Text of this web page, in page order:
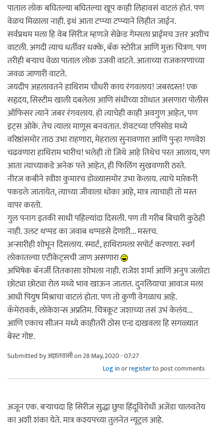
पाताल लोक बघितल्या बघितल्या खूप काही लिहावसं वाटलं होतं. पण
वेळच मिळाला नाही. इथं आता टप्प्या टप्प्याने लिहीत जाईन.
सर्वप्रथम मला हि वेब सिरीज म्हणजे सेक्रेड गेम्सला प्राईमच उत्तर अशीच
वाटली. अगदी त्याच धर्तीवर धक्के, बॅक स्टोरीज आणि मुक्त चित्रण. पण
तरीही बऱ्याच वेळा पाताल लोक उजवी वाटते. आताच्या राजकारणाच्या
जवळ जाणारी वाटते.
जयदीप अहलावतने हाथिराम चौधरी काय रंगवलाय! जबरदस्त! एक
सहृदय, सिस्टीम खाली दबलेला आणि संधीच्या शोधात असणारा पोलीस
ऑफिसर त्याने जबर रंगवलाय. हो त्याचेही काही अवगुण आहेत, पण
इट्स ओके. तेच त्याला माणूस बनवतात. शेवटच्या एपिसोड मध्ये
वरिष्ठांसमोर ताठ उभा राहणारा, मेहराला सुनावणारा आणि पुन्हा गणवेश
चढवणारा हाथिराम भारीच! भलेही तो जिथे आहे तिथेच परत आलाय, पण
आता त्याच्याकडे अनेक पत्ते आहेत, ही फिलिंग सुखवणारी ठरते.
नीरज कबीने रवीश कुमारच डोळ्यासमोर उभा केलाय. त्याचे मारेकरी
पकडले जातायेत, त्याच्या जीवाला धोका आहे, मात्र त्याचाही तो मस्त
वापर करतो.
गुल पनाग इतकी साधी पहिल्यांदा दिसली. पण ती गरीब बिचारी कुठेही
नाही. उलट थप्पड का जवाब थप्पडसे देणारी... मस्तच.
अन्सारीही शोभून दिसलाय. स्मार्ट, हाथिरामला सपोर्ट करणारा. स्वर्ग
लोकातल्या एटीकेट्सची जाण असणारा
अभिषेक बॅनर्जी तितकासा शोभला नाही. राजेश शर्मा आणि अनुप जलोटा
छोट्या छोट्या रोल मध्ये भाव खाऊन जातात. दुनलियाचा आवाज मला
आधी पियुष मिश्राचा वाटलं होता. पण तो कुणी वेगळाच आहे.
कॅमेरावर्क, लोकेशन्स अप्रतिम. चित्रकूट जशाच्या तसं उभं केलंय...
आणि एकाच सीजन मध्ये काहीतरी ठोस एन्ड दाखवला हि सगळ्यात
बेस्ट गोष्ट.
Submitted byअज्ञातवासीon 28 May, 2020 - 07:27
Log inorregisterto post comments
अजून एक. बऱ्याचदा हि सिरीज सुद्धा छुपा हिंदूविरोधी अजेंडा चालवतेय
का अशी शंका येते. मात्र कश्यपच्या तुलनेत न्यूट्रल आहे.